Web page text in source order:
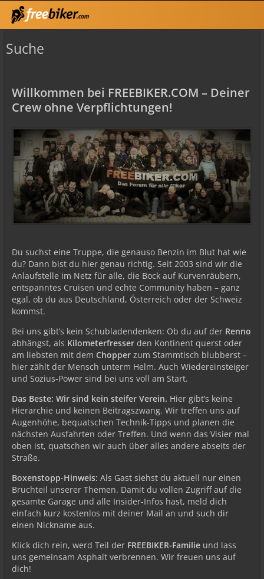
Suche
Willkommen bei FREEBIKER.COM – Deiner
Crew ohne Verpflichtungen!
Du suchst eine Truppe, die genauso Benzin im Blut hat wie
du? Dann bist du hier genau richtig. Seit 2003 sind wir die
Anlaufstelle im Netz für alle, die Bock auf Kurvenräubern,
entspanntes Cruisen und echte Community haben – ganz
egal, ob du aus Deutschland, Österreich oder der Schweiz
kommst.
Bei uns gibt’s kein Schubladendenken: Ob du auf der Renno
abhängst, als Kilometerfresser den Kontinent querst oder
am liebsten mit dem Chopper zum Stammtisch blubberst –
hier zählt der Mensch unterm Helm. Auch Wiedereinsteiger
und Sozius-Power sind bei uns voll am Start.
Das Beste: Wir sind kein steifer Verein. Hier gibt’s keine
Hierarchie und keinen Beitragszwang. Wir treffen uns auf
Augenhöhe, bequatschen Technik-Tipps und planen die
nächsten Ausfahrten oder Treffen. Und wenn das Visier mal
oben ist, quatschen wir auch über alles andere abseits der
Straße.
Boxenstopp-Hinweis: Als Gast siehst du aktuell nur einen
Bruchteil unserer Themen. Damit du vollen Zugriff auf die
gesamte Garage und alle Insider-Infos hast, meld dich
einfach kurz kostenlos mit deiner Mail an und such dir
einen Nickname aus.
Klick dich rein, werd Teil der FREEBIKER-Familie und lass
uns gemeinsam Asphalt verbrennen. Wir freuen uns auf
dich!